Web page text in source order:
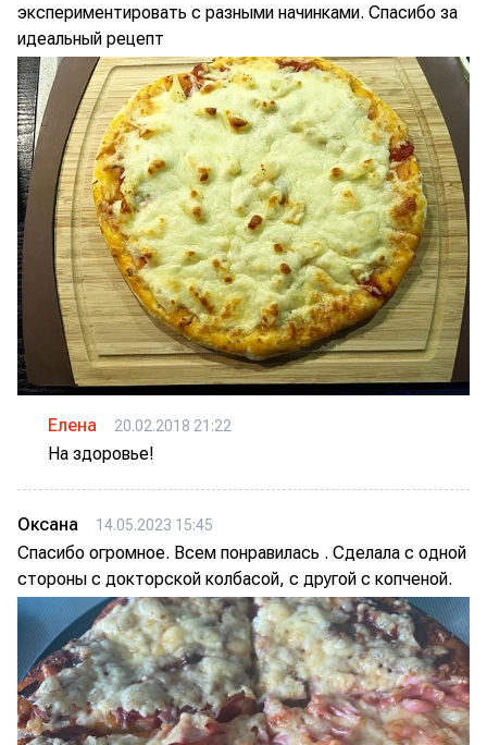
экспериментировать с разными начинками. Спасибо за
идеальный рецепт
Елена 20.02.2018 21:22
На здоровье!
Оксана 14.05.2023 15:45
Спасибо огромное. Всем понравилась . Сделала с одной
стороны с докторской колбасой, с другой с копченой.